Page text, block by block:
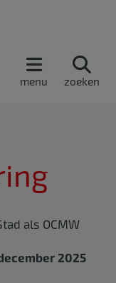
menu zoeken
als OCMW
2025